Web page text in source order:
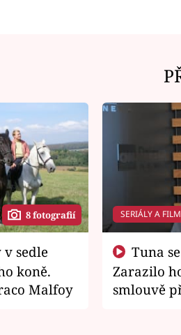
8 fotografií
koně.
Malfoy
SERIÁLY A
Zarazilo
smlouvě